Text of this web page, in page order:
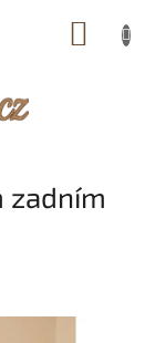
zadním